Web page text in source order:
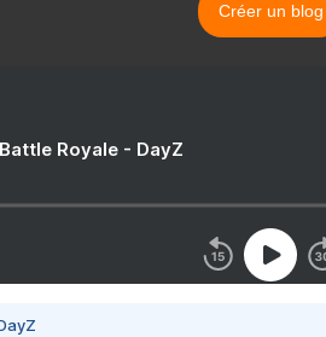
Créer un blog
Royale - DayZ